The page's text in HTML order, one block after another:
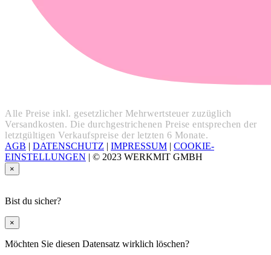
Alle Preise inkl. gesetzlicher Mehrwertsteuer zuzüglich
Versandkosten. Die durchgestrichenen Preise entsprechen der
letztgültigen Verkaufspreise der letzten 6 Monate.
AGB | DATENSCHUTZ | IMPRESSUM | COOKIE-
EINSTELLUNGEN | © 2023 WERKMIT GMBH
×
Bist du sicher?
×
Möchten Sie diesen Datensatz wirklich löschen?